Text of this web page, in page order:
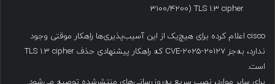
3100/4200) TLS 1.3 cipher
cisco اعلام کرده برای هیچ‌یک از این آسیب‌پذیری‌ها راهکار موقتی وجود
ندارد، به‌جز CVE-2025-20127 که راهکار پیشنهادی حذف TLS 1.3 cipher
است.